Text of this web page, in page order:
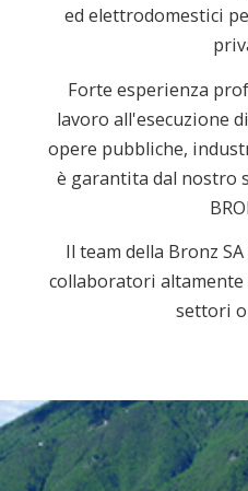
ed elettrodomestici
Forte esperienza
lavoro all'esecuzione
opere pubbliche,
è garantita dal nostro
Il team della Bronz
collaboratori
settori